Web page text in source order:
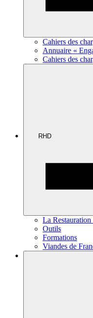
Cahiers des
Annuaire «
Cahiers des
RHD
La
Outils
Formations
Viandes de